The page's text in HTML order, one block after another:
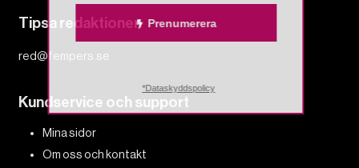
Tipsa redaktionen
red@fempers.se
Kundservice och support
Mina sidor
Om oss och kontakt
Prenumerera
*Dataskyddspolicy